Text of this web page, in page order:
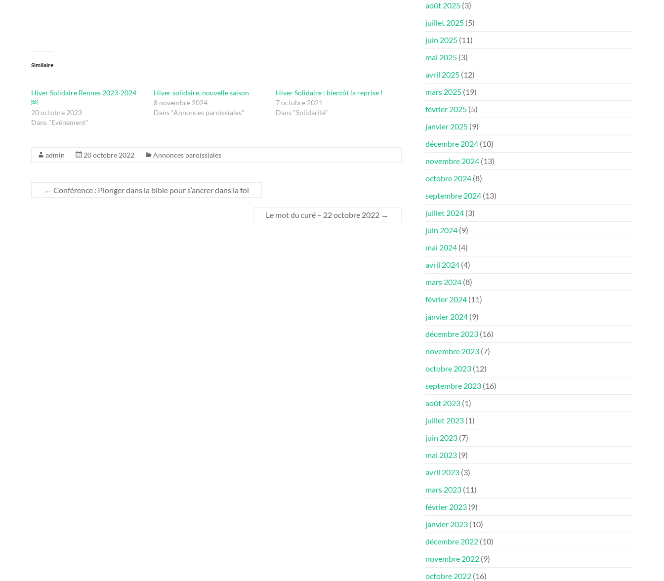
Similaire
Hiver Solidaire Rennes 2023-2024
￼
20 octobre 2023
Dans "Evénement"
Hiver solidaire, nouvelle saison
8 novembre 2024
Dans "Annonces paroissiales"
Hiver Solidaire : bientôt la reprise !
7 octobre 2021
Dans "Solidarité"
admin 20 octobre 2022 Annonces paroissiales
← Conférence : Plonger dans la bible pour s’ancrer dans la foi
Le mot du curé – 22 octobre 2022 →
août 2025 (3)
juillet 2025 (5)
juin 2025 (11)
mai 2025 (3)
avril 2025 (12)
mars 2025 (19)
février 2025 (5)
janvier 2025 (9)
décembre 2024 (10)
novembre 2024 (13)
octobre 2024 (8)
septembre 2024 (13)
juillet 2024 (3)
juin 2024 (9)
mai 2024 (4)
avril 2024 (4)
mars 2024 (8)
février 2024 (11)
janvier 2024 (9)
décembre 2023 (16)
novembre 2023 (7)
octobre 2023 (12)
septembre 2023 (16)
août 2023 (1)
juillet 2023 (1)
juin 2023 (7)
mai 2023 (9)
avril 2023 (3)
mars 2023 (11)
février 2023 (9)
janvier 2023 (10)
décembre 2022 (10)
novembre 2022 (9)
octobre 2022 (16)